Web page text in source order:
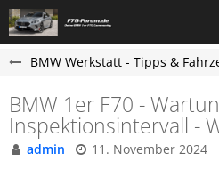
BMW Werkstatt - Tipps &
BMW 1er F70 -
Inspektionsintervall -
admin 11. November 2024